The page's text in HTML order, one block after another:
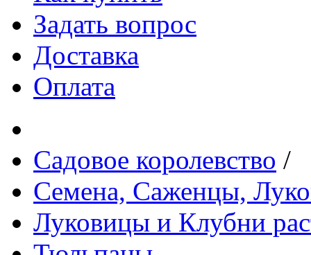
Задать вопрос
Доставка
Оплата
Садовое королевство /
Семена, Саженцы,
Луковицы и Клубни